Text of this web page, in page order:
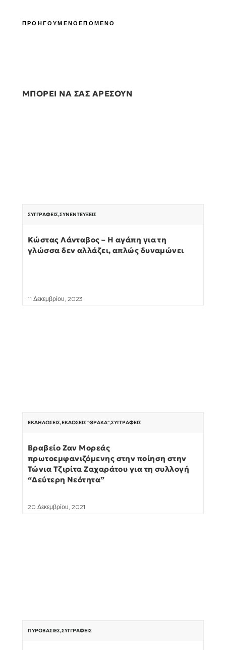
ΠΡΟΗΓΟΥΜΕΝΟΕΠΟΜΕΝΟ
ΜΠΟΡΕΙ ΝΑ ΣΑΣ ΑΡΕΣΟΥΝ
ΣΥΓΓΡΑΦΕΊΣ,ΣΥΝΕΝΤΕΎΞΕΙΣ
Κώστας Λάνταβος – Η αγάπη για τη
γλώσσα δεν αλλάζει, απλώς δυναμώνει
11 Δεκεμβρίου, 2023
ΕΚΔΗΛΏΣΕΙΣ,ΕΚΔΌΣΕΙΣ "ΘΡΆΚΑ",ΣΥΓΓΡΑΦΕΊΣ
Βραβείο Ζαν Μορεάς
πρωτοεμφανιζόμενης στην ποίηση στην
Τώνια Τζιρίτα Ζαχαράτου για τη συλλογή
“Δεύτερη Νεότητα”
20 Δεκεμβρίου, 2021
ΠΥΡΟΒΑΣΊΕΣ,ΣΥΓΓΡΑΦΕΊΣ